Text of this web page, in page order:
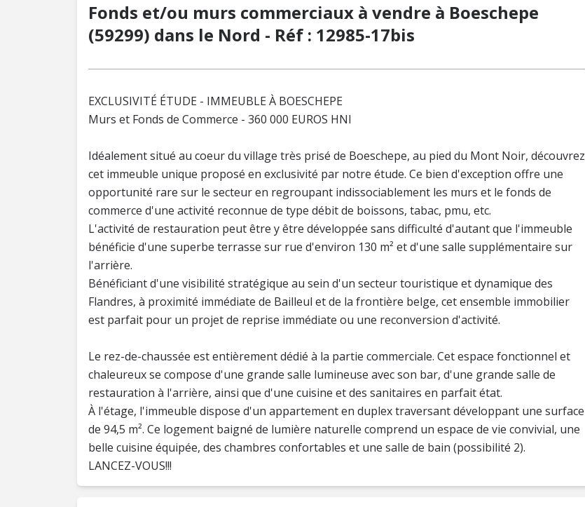
Fonds et/ou murs commerciaux à vendre à Boeschepe
(59299) dans le Nord - Réf : 12985-17bis
EXCLUSIVITÉ ÉTUDE - IMMEUBLE À BOESCHEPE
Murs et Fonds de Commerce - 360 000 EUROS HNI
Idéalement situé au coeur du village très prisé de Boeschepe, au pied du Mont Noir, découvrez
cet immeuble unique proposé en exclusivité par notre étude. Ce bien d'exception offre une
opportunité rare sur le secteur en regroupant indissociablement les murs et le fonds de
commerce d'une activité reconnue de type débit de boissons, tabac, pmu, etc.
L'activité de restauration peut être y être développée sans difficulté d'autant que l'immeuble
bénéficie d'une superbe terrasse sur rue d'environ 130 m² et d'une salle supplémentaire sur
l'arrière.
Bénéficiant d'une visibilité stratégique au sein d'un secteur touristique et dynamique des
Flandres, à proximité immédiate de Bailleul et de la frontière belge, cet ensemble immobilier
est parfait pour un projet de reprise immédiate ou une reconversion d'activité.
Le rez-de-chaussée est entièrement dédié à la partie commerciale. Cet espace fonctionnel et
chaleureux se compose d'une grande salle lumineuse avec son bar, d'une grande salle de
restauration à l'arrière, ainsi que d'une cuisine et des sanitaires en parfait état.
À l'étage, l'immeuble dispose d'un appartement en duplex traversant développant une surface
de 94,5 m². Ce logement baigné de lumière naturelle comprend un espace de vie convivial, une
belle cuisine équipée, des chambres confortables et une salle de bain (possibilité 2).
LANCEZ-VOUS!!!